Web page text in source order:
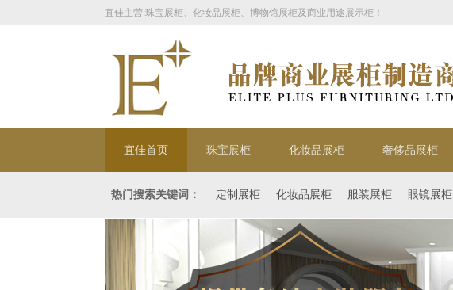
宜佳主营:珠宝展柜、化妆品展柜、博物馆展柜及商业用途展示柜！
宜佳首页 珠宝展柜 化妆品展柜 奢侈品展柜
热门搜索关键词： 定制展柜 化妆品展柜 服装展柜 眼镜展柜